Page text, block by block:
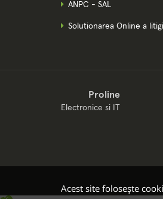
Acest site folosește
ANPC - SAL
Solutionarea Online a
Proline
Electronice si IT